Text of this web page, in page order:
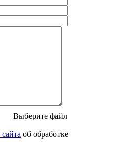
Выберите файл
об обработке